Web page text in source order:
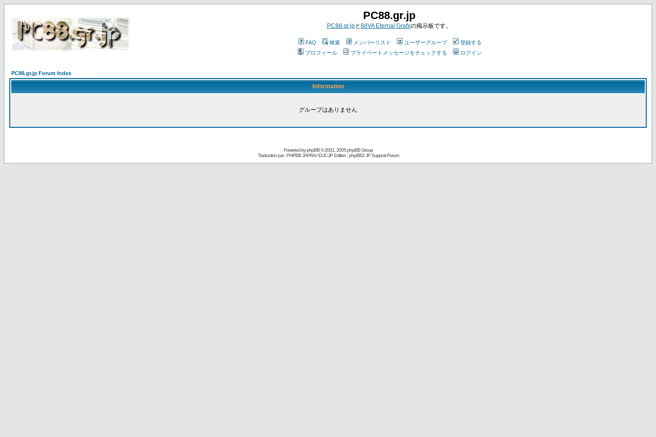
PC88.gr.jp
PC88.gr.jpと88VA Eternal Grafxの掲示板です。
FAQ 検索 メンバーリスト ユーザーグループ
登録する
プロフィール
プライベートメッセージをチェックする ログイン
PC88.gr.jp Forum Index
Information
グループはありません
Powered byphpBB© 2001, 2005 phpBB Group
Traduction par : PHPBB JAPAN / EUC-JP Edition :phpBB2 JP Support Forum